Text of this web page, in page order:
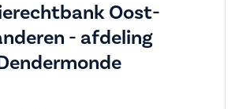
Oost-
- afdeling